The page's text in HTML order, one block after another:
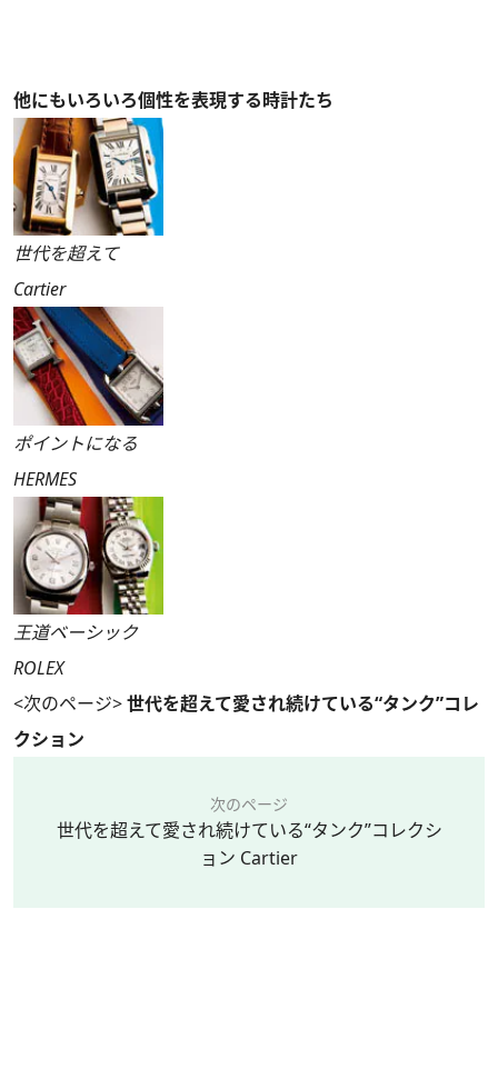
他にもいろいろ個性を表現する時計たち
世代を超えて
Cartier
ポイントになる
HERMES
王道ベーシック
ROLEX
<次のページ>世代を超えて愛され続けている“タンク”コレ
クション
次のページ
世代を超えて愛され続けている“タンク”コレクシ
ョン Cartier